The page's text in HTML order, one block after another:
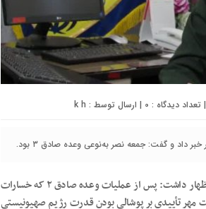
0 | ارسال توسط : k h
داد و گفت: جمعه نصر به‌نوعی وعده صادق ۳ بود.
صادق جمالی در گفتگو با خبرنگار زریوار خبر به نقل از کردتودی، اظهار داشت: پس از عملیات وعده صادق ۲ که خسارات
مهر تأییدی بر پوشالی بودن قدرت رژیم صهیونیستی